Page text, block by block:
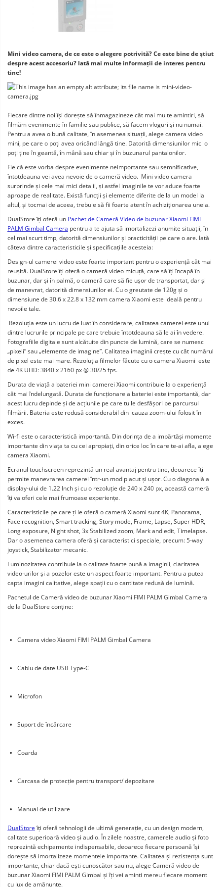
Mini video camera, de ce este o alegere potrivită? Ce este bine de știut
despre acest accesoriu? Iată mai multe informații de interes pentru
tine!
Fiecare dintre noi își dorește să înmagazineze cât mai multe amintiri, să
filmăm evenimente în familie sau publice, să facem vloguri și nu numai.
Pentru a avea o bună calitate, în asemenea situații, alege camera video
mini, pe care o poți avea oricând lângă tine. Datorită dimensiunilor mici o
poți ține în geantă, în mână sau chiar și în buzunarul pantalonilor.
Fie că este vorba despre evenimente neimportante sau semnificative,
întotdeauna vei avea nevoie de o cameră video.  Mini video camera
surprinde și cele mai mici detalii, și astfel imaginile te vor aduce foarte
aproape de realitate. Există funcții și elemente diferite de la un model la
altul, și tocmai de aceea, trebuie să fii foarte atent în achiziționarea uneia.
DualStore îți oferă un Pachet de Cameră Video de buzunar Xiaomi FIMI
PALM Gimbal Camera pentru a te ajuta să imortalizezi anumite situații, în
cel mai scurt timp, datorită dimensiunilor și practicității pe care o are. Iată
câteva dintre caracteristicile și specificațiile acesteia:
Design-ul camerei video este foarte important pentru o experiență cât mai
reușită. DualStore îți oferă o cameră video micuță, care să îți încapă în
buzunar, dar și în palmă, o cameră care să fie ușor de transportat, dar și
de manevrat, datorită dimensiunilor ei. Cu o greutate de 120g și o
dimensiune de 30.6 x 22.8 x 132 mm camera Xiaomi este ideală pentru
nevoile tale.
Rezoluția este un lucru de luat în considerare, calitatea camerei este unul
dintre lucrurile principale pe care trebuie întotdeauna să le ai în vedere.
Fotografiile digitale sunt alcătuite din puncte de lumină, care se numesc
„pixeli” sau „elemente de imagine”. Calitatea imaginii crește cu cât numărul
de pixel este mai mare. Rezoluția filmelor făcute cu o camera Xiaomi  este
de 4K UHD: 3840 x 2160 px @ 30/25 fps.
Durata de viață a bateriei mini camerei Xiaomi contribuie la o experiență
cât mai îndelungată. Durata de funcționare a bateriei este importantă, dar
acest lucru depinde și de acțiunile pe care tu le desfășori pe parcursul
filmării. Bateria este redusă considerabil din  cauza zoom-ului folosit în
exces.
Wi-fi este o caracteristică importantă. Din dorința de a impărtăși momente
importante din viața ta cu cei apropiați, din orice loc în care te-ai afla, alege
camera Xiaomi.
Ecranul touchscreen reprezintă un real avantaj pentru tine, deoarece îți
permite manevrarea camerei într-un mod placut și ușor. Cu o diagonală a
display-ului de 1.22 Inch și cu o rezoluție de 240 x 240 px, această cameră
îți va oferi cele mai frumoase experiențe.
Caracteristicile pe care ți le oferă o cameră Xiaomi sunt 4K, Panorama,
Face recognition, Smart tracking, Story mode, Frame, Lapse, Super HDR,
Long exposure, Night shot, 3x Stabilized zoom, Mark and edit, Timelapse.
Dar o asemenea camera oferă și caracteristici speciale, precum: 5-way
joystick, Stabilizator mecanic.
Luminozitatea contribuie la o calitate foarte bună a imaginii, claritatea
video-urilor și a pozelor este un aspect foarte important. Pentru a putea
capta imagini calitative, alege spații cu o cantitate redusă de lumină.
Pachetul de Cameră video de buzunar Xiaomi FIMI PALM Gimbal Camera
de la DualStore conține:
Camera video Xiaomi FIMI PALM Gimbal Camera
Cablu de date USB Type-C
Microfon
Suport de încărcare
Coarda
Carcasa de protecție pentru transport/ depozitare
Manual de utilizare
DualStore îți oferă tehnologii de ultimă generație, cu un design modern,
calitate superioară video și audio. În zilele noastre, camerele audio și foto
reprezintă echipamente indispensabile, deoarece fiecare persoană își
dorește să imortalizeze momentele importante. Calitatea și rezistența sunt
importante, chiar dacă ești cunoscător sau nu, alege Cameră video de
buzunar Xiaomi FIMI PALM Gimbal și îți vei aminti mereu fiecare moment
cu lux de amănunte.